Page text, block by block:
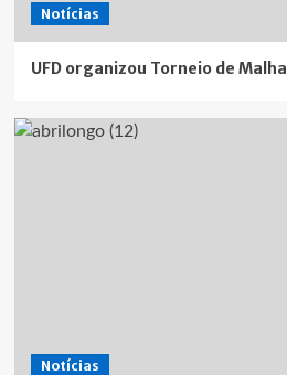
Notícias
UFD organizou Torneio de Malha
Notícias